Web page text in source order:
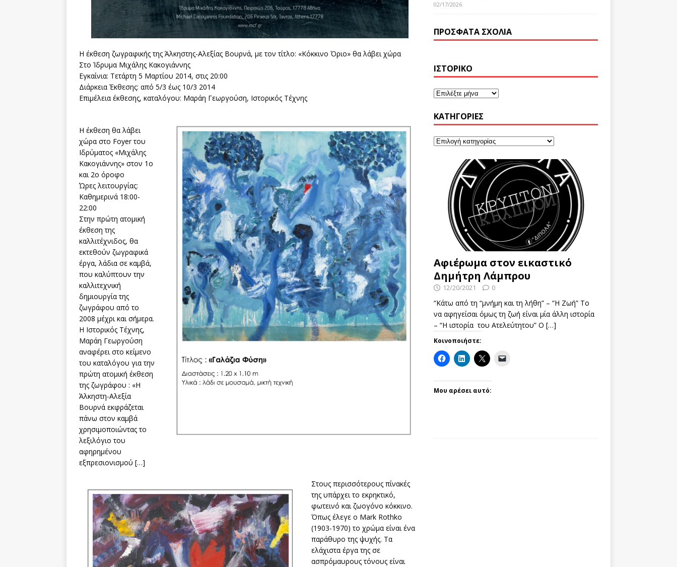
Η έκθεση ζωγραφικής της Άλκηστης-Αλεξίας Βουρνά, με τον τίτλο: «Κόκκινο Όριο» θα λάβει χώρα
Στο Ίδρυμα Μιχάλης Κακογιάννης
Εγκαίνια: Τετάρτη 5 Μαρτίου 2014, στις 20:00
Διάρκεια Έκθεσης: από 5/3 έως 10/3 2014
Επιμέλεια έκθεσης, καταλόγου: Μαράη Γεωργούση, Ιστορικός Τέχνης
Η έκθεση θα λάβει
χώρα στο Foyer του
Ιδρύματος «Μιχάλης
Κακογιάννης» στον 1ο
και 2ο όροφο
Ώρες λειτουργίας:
Καθημερινά 18:00-
22:00
Στην πρώτη ατομική
έκθεση της
καλλιτέχνιδος, θα
εκτεθούν ζωγραφικά
έργα, λάδια σε καμβά,
που καλύπτουν την
καλλιτεχνική
δημιουργία της
ζωγράφου από το
2008 μέχρι και σήμερα.
Η Ιστορικός Τέχνης,
Μαράη Γεωργούση
αναφέρει στο κείμενο
του καταλόγου για την
πρώτη ατομική έκθεση
της ζωγράφου : «Η
Άλκηστη-Αλεξία
Βουρνά εκφράζεται
πάνω στον καμβά
χρησιμοποιώντας το
λεξιλόγιο του
αφηρημένου
εξπρεσιονισμού […]
Στους περισσότερους πίνακές
της υπάρχει το εκρηκτικό,
φωτεινό και ζωογόνο κόκκινο.
Όπως έλεγε ο Mark Rothko
(1903-1970) το χρώμα είναι ένα
παράθυρο της ψυχής. Τα
ελάχιστα έργα της σε
ασπρόμαυρους τόνους είναι
02/17/2026
ΠΡΌΣΦΑΤΑ ΣΧΌΛΙΑ
ΙΣΤΟΡΙΚΌ
KΑΤΗΓΟΡΊΕΣ
Αφιέρωμα στον εικαστικό
Δημήτρη Λάμπρου
12/20/2021 0
“Κάτω από τη “μνήμη και τη λήθη” – “Η Ζωή” Το
να αφηγείσαι όμως τη ζωή είναι μία άλλη ιστορία
– “Η ιστορία του Ατελεύτητου” Ο […]
Κοινοποιήστε:
Μου αρέσει αυτό: